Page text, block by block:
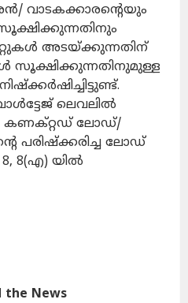
വാടകക്കാരന്റെയും
അടയ്ക്കുന്നതിന്
സൂക്ഷിക്കുന്നതിനുമുള്ള
ലെവലിൽ
കണക്റ്റഡ് ലോഡ്/
പരിഷ്‌ക്കരിച്ച ലോഡ്
8(എ) യിൽ
the News